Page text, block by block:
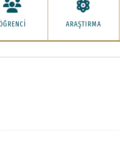
ARAŞTIRMA